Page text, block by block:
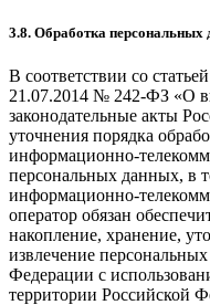
3.8. Обработка
В соответствии со
21.07.2014 № 242-ФЗ «О
законодательные акты
уточнения порядка
информационно-
персональных данных, в
информационно-
оператор обязан
накопление, хранение,
извлечение
Федерации с
территории Российской